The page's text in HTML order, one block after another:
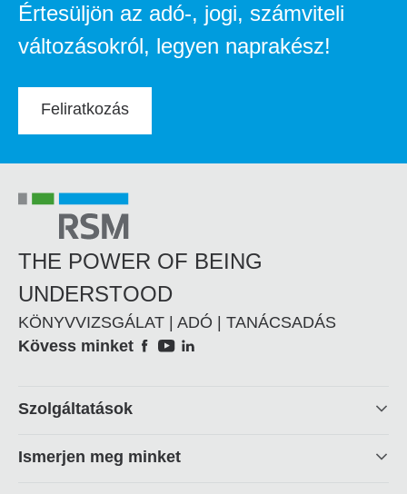
Értesüljön az adó-, jogi, számviteli
változásokról, legyen naprakész!
Feliratkozás
THE POWER OF BEING
UNDERSTOOD
KÖNYVVIZSGÁLAT | ADÓ | TANÁCSADÁS
Social
Kövess minket
Footer
Szolgáltatások
Ismerjen meg minket